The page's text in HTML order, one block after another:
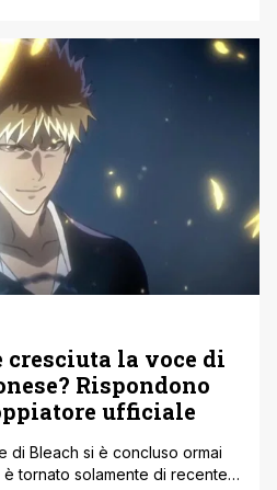
generazioni e continua a
punteggi altissimi [']
cresciuta la voce di
Rispondono
ufficiale
di Bleach si è concluso ormai
tornato solamente di recente